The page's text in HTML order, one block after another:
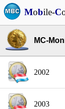
Mobile-C
MC-
2002
2003